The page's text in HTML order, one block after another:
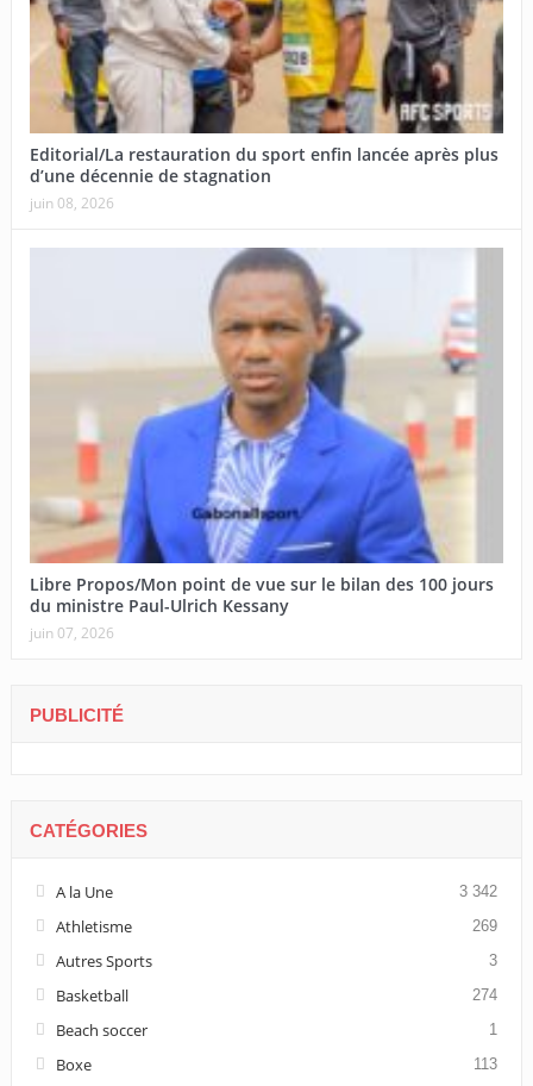
Editorial/La restauration du sport enfin lancée après plus
d’une décennie de stagnation
juin 08, 2026
Libre Propos/Mon point de vue sur le bilan des 100 jours
du ministre Paul-Ulrich Kessany
juin 07, 2026
PUBLICITÉ
CATÉGORIES
A la Une 3 342
Athletisme 269
Autres Sports 3
Basketball 274
Beach soccer 1
Boxe 113